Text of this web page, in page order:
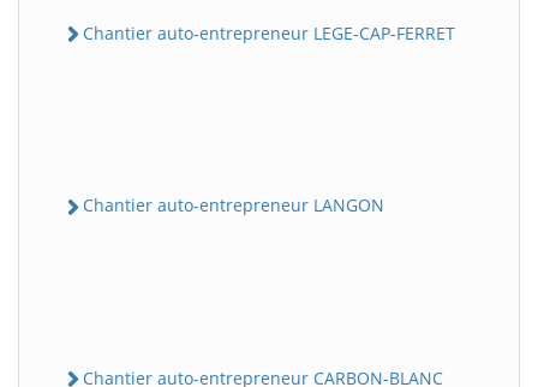
Chantier auto-entrepreneur LEGE-CAP-FERRET
Chantier auto-entrepreneur LANGON
Chantier auto-entrepreneur CARBON-BLANC